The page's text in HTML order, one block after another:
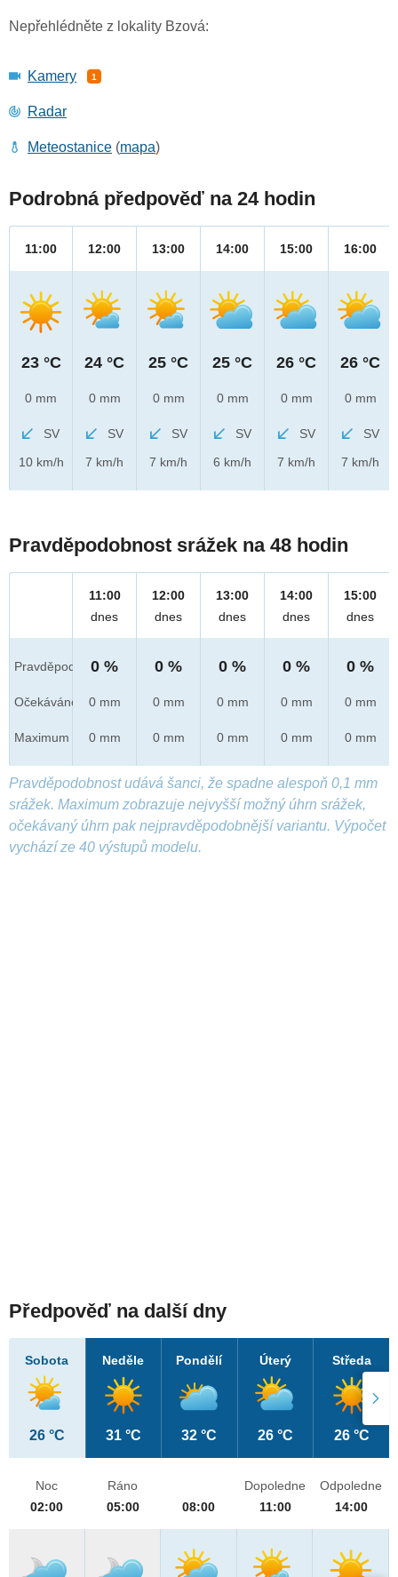
Nepřehlédněte z lokality Bzová:
Kamery 1
Radar
Meteostanice (mapa)
Podrobná předpověď na 24 hodin
11:00
23 °C
0 mm
SV
10 km/h
12:00
24 °C
0 mm
SV
7 km/h
13:00
25 °C
0 mm
SV
7 km/h
14:00
25 °C
0 mm
SV
6 km/h
15:00
26 °C
0 mm
SV
7 km/h
16:00
26 °C
0 mm
SV
7 km/h
Pravděpodobnost srážek na 48 hodin
Pravděpod.
Očekáváno
Maximum
11:00
dnes
0 %
0 mm
0 mm
12:00
dnes
0 %
0 mm
0 mm
13:00
dnes
0 %
0 mm
0 mm
14:00
dnes
0 %
0 mm
0 mm
15:00
dnes
0 %
0 mm
0 mm
Pravděpodobnost udává šanci, že spadne alespoň 0,1 mm
srážek. Maximum zobrazuje nejvyšší možný úhrn srážek,
očekávaný úhrn pak nejpravděpodobnější variantu. Výpočet
vychází ze 40 výstupů modelu.
Předpověď na další dny
Sobota
26 °C
Neděle
31 °C
Pondělí
32 °C
Úterý
26 °C
Středa
26 °C
Noc
02:00
Ráno
05:00
08:00
Dopoledne
11:00
Odpoledne
14:00